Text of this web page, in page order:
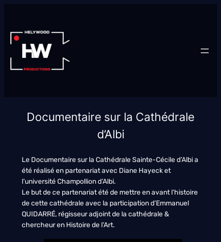
contenu
Documentaire sur la Cathédrale
d’Albi
Le Documentaire sur la Cathédrale Sainte-Cécile d’Albi a
été réalisé en partenariat avec Diane Hayeck et
l’université Champollion d’Albi.
Le but de ce partenariat été de mettre en avant l’histoire
de cette cathédrale avec la participation d’Emmanuel
QUIDARRÉ, régisseur adjoint de la cathédrale &
chercheur en Histoire de l’Art.